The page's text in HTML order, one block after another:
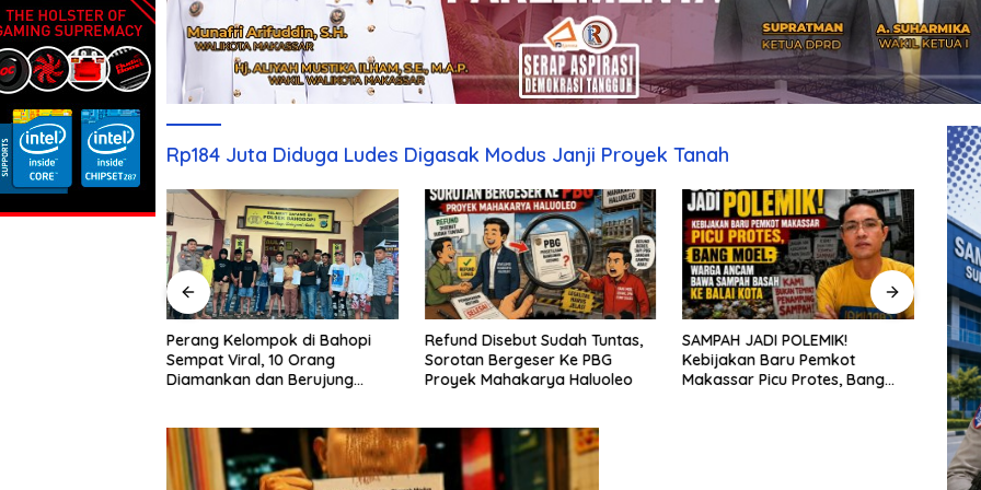
Rp184 Juta Diduga Ludes Digasak Modus Janji Proyek Tanah
Refund Disebut Sudah Tuntas,
Sorotan Bergeser Ke PBG
Proyek Mahakarya Haluoleo
SAMPAH JADI POLEMIK!
Kebijakan Baru Pemkot
Makassar Picu Protes, Bang
Penataan strategis dan
akselerasi peran kepala
sekolah di kabupaten